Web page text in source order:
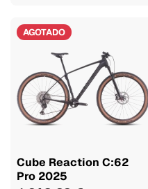
AGOTADO
Cube Reaction C:62
Pro 2025